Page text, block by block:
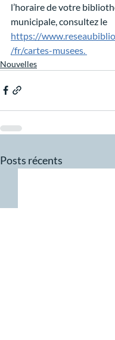
l’horaire de votre
municipale, consultez le
https://
/fr/cartes-musees.
Nouvelles
Posts récents